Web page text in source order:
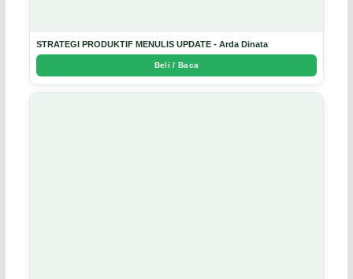
STRATEGI PRODUKTIF MENULIS UPDATE - Arda Dinata
Beli / Baca